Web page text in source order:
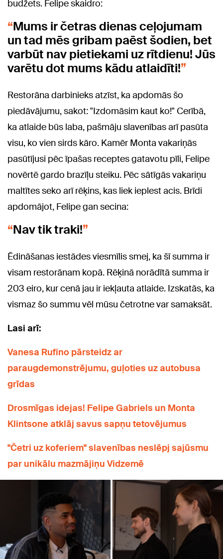
budžets. Felipe skaidro:
Mums ir četras dienas ceļojumam
un tad mēs gribam paēst šodien, bet
varbūt nav pietiekami uz rītdienu! Jūs
varētu dot mums kādu atlaidīti!
Restorāna darbinieks atzīst, ka apdomās šo
piedāvājumu, sakot: "Izdomāsim kaut ko!" Cerībā,
ka atlaide būs laba, pašmāju slavenības arī pasūta
visu, ko vien sirds kāro. Kamēr Monta vakariņās
pasūtījusi pēc īpašas receptes gatavotu pīli, Felipe
novērtē gardo brazīļu steiku. Pēc sātīgās vakariņu
maltītes seko arī rēķins, kas liek ieplest acis. Brīdi
apdomājot, Felipe gan secina:
Nav tik traki!
Ēdināšanas iestādes viesmīlis smej, ka šī summa ir
visam restorānam kopā. Rēķinā norādītā summa ir
203 eiro, kur cenā jau ir iekļauta atlaide. Izskatās, ka
vismaz šo summu vēl mūsu četrotne var samaksāt.
Lasi arī:
Vanesa Rufino pārsteidz ar
paraugdemonstrējumu, guļoties uz autobusa
grīdas
Drosmīgas idejas! Felipe Gabriels un Monta
Klintsone atklāj savus sapņu tetovējumus
"Četri uz koferiem" slavenības neslēpj sajūsmu
par unikālu mazmājiņu Vidzemē